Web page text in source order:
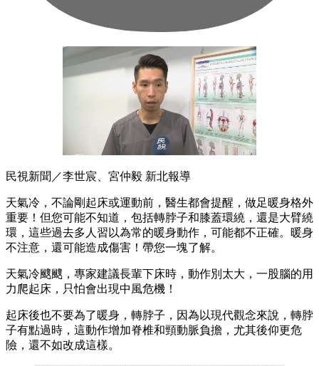
民視新聞／李世宸、宮仲毅 新北報導
天氣冷，不論剛起床或運動前，醫生都會提醒，做足暖身格外
重要！但您可能不知道，包括轉脖子和膝蓋環繞，還是大臂繞
環，這些過去多人習以為常的暖身動作，可能都不正確。暖身
不注意，還可能造成傷害！帶您一塊了解。
天氣冷颼颼，專家建議長輩下床時，動作別太大，一股腦的用
力爬起床，只怕會出現中風危機！
起床後也不要為了暖身，轉脖子，因為以現代觀念來說，轉脖
子有點過時，這動作增加脊椎和頸動脈負擔，尤其後仰更危
險，還不如改成這樣。